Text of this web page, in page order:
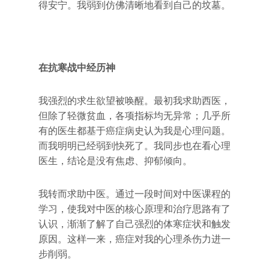
得安宁。我弱到仿佛清晰地看到自己的坟墓。
在抗寒战中经历神
我强烈的求生欲望被唤醒。最初我求助西医，
但除了轻微贫血，各项指标均无异常；几乎所
有的医生都基于癌症病史认为我是心理问题。
而我明明已经弱到快死了。我同步也在看心理
医生，结论是没有焦虑、抑郁倾向。
我转而求助中医。通过一段时间对中医课程的
学习，使我对中医的核心原理和治疗思路有了
认识，渐渐了解了自己强烈的体寒症状和触发
原因。这样一来，癌症对我的心理杀伤力进一
步削弱。